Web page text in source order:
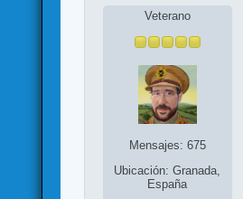
Veterano
Mensajes: 675
Ubicación: Granada,
España